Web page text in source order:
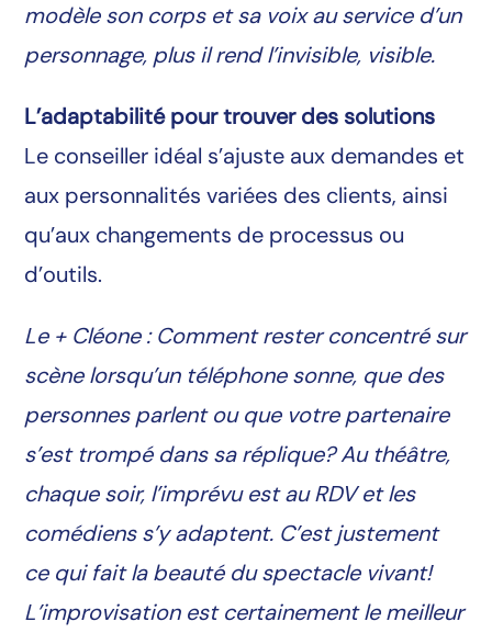
modèle son corps et sa voix au service d’un
personnage, plus il rend l’invisible, visible.
L’adaptabilité pour trouver des solutions
Le conseiller idéal s’ajuste aux demandes et
aux personnalités variées des clients, ainsi
qu’aux changements de processus ou
d’outils.
Le + Cléone : Comment rester concentré sur
scène lorsqu’un téléphone sonne, que des
personnes parlent ou que votre partenaire
s’est trompé dans sa réplique? Au théâtre,
chaque soir, l’imprévu est au RDV et les
comédiens s’y adaptent. C’est justement
ce qui fait la beauté du spectacle vivant!
L’improvisation est certainement le meilleur